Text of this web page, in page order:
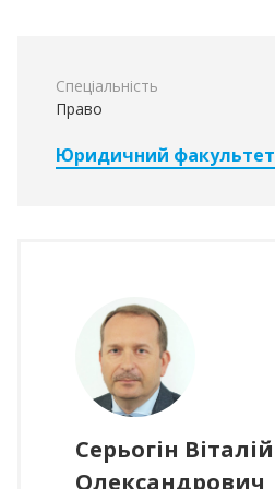
Спеціальність
Право
Юридичний факультет
Серьогін Віталій
Олександрович